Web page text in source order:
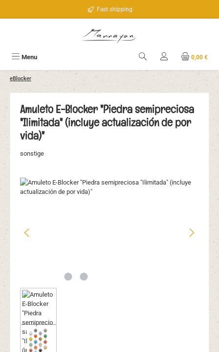
Fast shipping
Menu 0,00 €
eBlocker
Amuleto E-Blocker "Piedra semipreciosa
"Ilimitada" (incluye actualización de por
vida)"
sonstige
Omitir galería de imágenes